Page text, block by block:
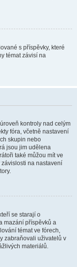
s příspěvky, které
témat závisí na
kontroly nad celým
fóra, včetně nastavení
skupin nebo
jsou jim udělena
také můžou mít ve
na nastavení
se starají o
mazání příspěvků a
témat ve fórech,
zabraňovali uživatelů v
materiálů.